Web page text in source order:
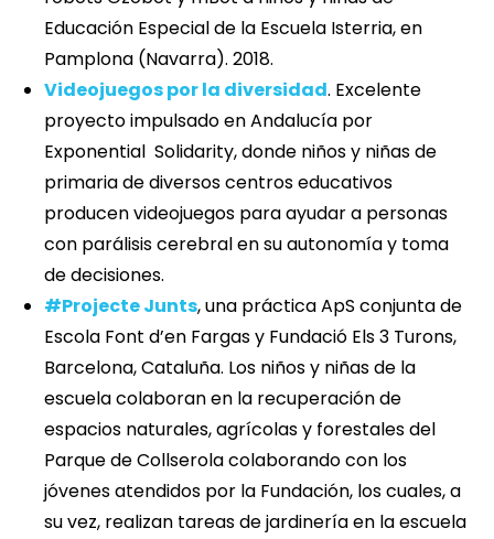
Educación Especial de la Escuela Isterria, en
Pamplona (Navarra). 2018.
Videojuegos por la diversidad. Excelente
proyecto impulsado en Andalucía por
Exponential Solidarity, donde niños y niñas de
primaria de diversos centros educativos
producen videojuegos para ayudar a personas
con parálisis cerebral en su autonomía y toma
de decisiones.
#Projecte Junts, una práctica ApS conjunta de
Escola Font d’en Fargas y Fundació Els 3 Turons,
Barcelona, Cataluña. Los niños y niñas de la
escuela colaboran en la recuperación de
espacios naturales, agrícolas y forestales del
Parque de Collserola colaborando con los
jóvenes atendidos por la Fundación, los cuales, a
su vez, realizan tareas de jardinería en la escuela